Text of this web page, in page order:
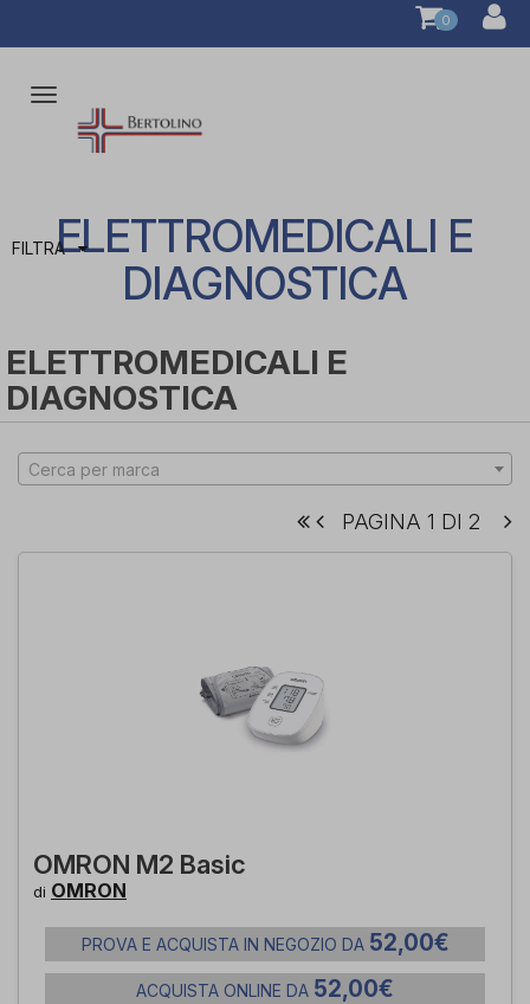
0
Attiva/disattiva
navigazione
FILTRAELETTROMEDICALI E
DIAGNOSTICA
ELETTROMEDICALI E
DIAGNOSTICA
Cerca per marca
PAGINA 1 DI 2
OMRON M2 Basic
di OMRON
PROVA E ACQUISTA IN NEGOZIO DA 52,00€
ACQUISTA ONLINE DA 52,00€